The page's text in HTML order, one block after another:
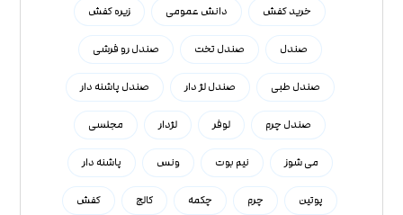
خرید کفش دانش عمومی زیره کفش
صندل صندل تخت صندل رو فرشی
صندل طبی صندل لژ دار صندل پاشنه دار
صندل چرم لوفر لژدار مجلسی
می شوز نیم بوت ونس پاشنه دار
پوتین چرم چکمه کالج کفش